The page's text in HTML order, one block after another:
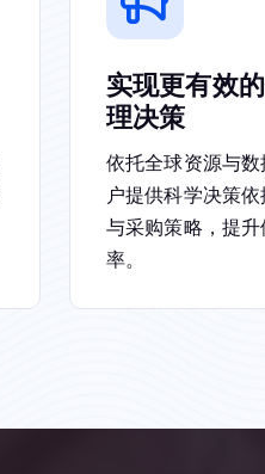
实现更有效
理决策
依托全球资源与
户提供科学决策
与采购策略，提
率。